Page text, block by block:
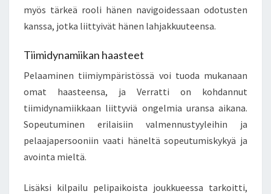
myös tärkeä rooli hänen navigoidessaan odotusten
kanssa, jotka liittyivät hänen lahjakkuuteensa.
Tiimidynamiikan haasteet
Pelaaminen tiimiympäristössä voi tuoda mukanaan
omat haasteensa, ja Verratti on kohdannut
tiimidynamiikkaan liittyviä ongelmia uransa aikana.
Sopeutuminen erilaisiin valmennustyyleihin ja
pelaajapersooniin vaati häneltä sopeutumiskykyä ja
avointa mieltä.
Lisäksi kilpailu pelipaikoista joukkueessa tarkoitti,